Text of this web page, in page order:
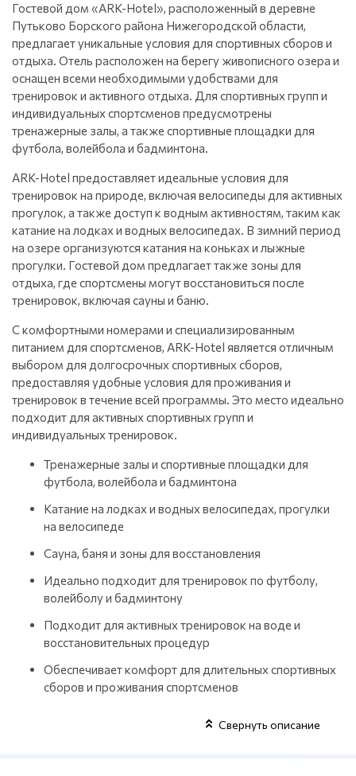
Гостевой дом «ARK-Hotel», расположенный в деревне
Путьково Борского района Нижегородской области,
предлагает уникальные условия для спортивных сборов и
отдыха. Отель расположен на берегу живописного озера и
оснащен всеми необходимыми удобствами для
тренировок и активного отдыха. Для спортивных групп и
индивидуальных спортсменов предусмотрены
тренажерные залы, а также спортивные площадки для
футбола, волейбола и бадминтона.
ARK-Hotel предоставляет идеальные условия для
тренировок на природе, включая велосипеды для активных
прогулок, а также доступ к водным активностям, таким как
катание на лодках и водных велосипедах. В зимний период
на озере организуются катания на коньках и лыжные
прогулки. Гостевой дом предлагает также зоны для
отдыха, где спортсмены могут восстановиться после
тренировок, включая сауны и баню.
С комфортными номерами и специализированным
питанием для спортсменов, ARK-Hotel является отличным
выбором для долгосрочных спортивных сборов,
предоставляя удобные условия для проживания и
тренировок в течение всей программы. Это место идеально
подходит для активных спортивных групп и
индивидуальных тренировок.
Тренажерные залы и спортивные площадки для
футбола, волейбола и бадминтона
Катание на лодках и водных велосипедах, прогулки
на велосипеде
Сауна, баня и зоны для восстановления
Идеально подходит для тренировок по футболу,
волейболу и бадминтону
Подходит для активных тренировок на воде и
восстановительных процедур
Обеспечивает комфорт для длительных спортивных
сборов и проживания спортсменов
Свернуть описание